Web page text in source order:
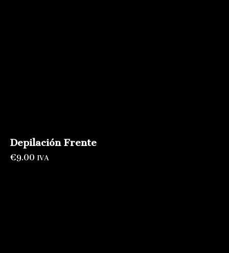
Depilación Frente
€9.00 IVA